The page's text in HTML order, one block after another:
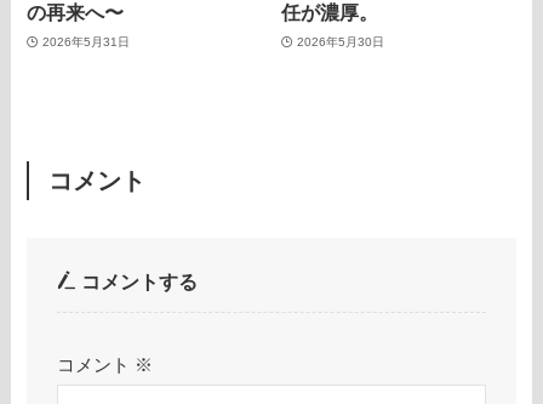
の再来へ〜
2026年5月31日
任が濃厚。
2026年5月30日
コメント
コメントする
コメント ※